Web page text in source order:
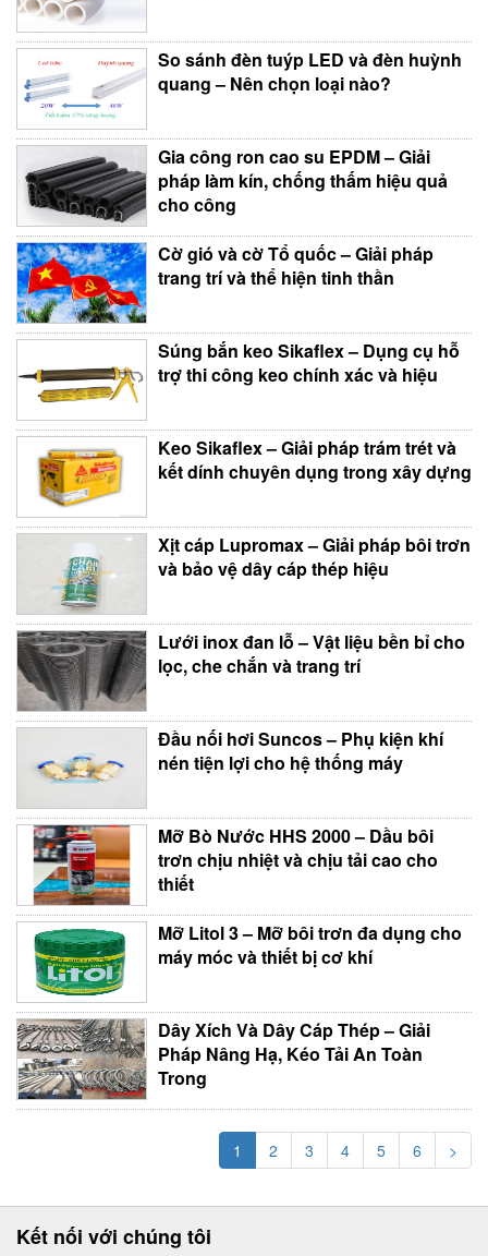
So sánh đèn tuýp LED và đèn huỳnh
quang – Nên chọn loại nào?
Gia công ron cao su EPDM – Giải
pháp làm kín, chống thấm hiệu quả
cho công
Cờ gió và cờ Tổ quốc – Giải pháp
trang trí và thể hiện tinh thần
Súng bắn keo Sikaflex – Dụng cụ hỗ
trợ thi công keo chính xác và hiệu
Keo Sikaflex – Giải pháp trám trét và
kết dính chuyên dụng trong xây dựng
Xịt cáp Lupromax – Giải pháp bôi trơn
và bảo vệ dây cáp thép hiệu
Lưới inox đan lỗ – Vật liệu bền bỉ cho
lọc, che chắn và trang trí
Đầu nối hơi Suncos – Phụ kiện khí
nén tiện lợi cho hệ thống máy
Mỡ Bò Nước HHS 2000 – Dầu bôi
trơn chịu nhiệt và chịu tải cao cho
thiết
Mỡ Litol 3 – Mỡ bôi trơn đa dụng cho
máy móc và thiết bị cơ khí
Dây Xích Và Dây Cáp Thép – Giải
Pháp Nâng Hạ, Kéo Tải An Toàn
Trong
1 2 3 4 5 6 >
Kết nối với chúng tôi